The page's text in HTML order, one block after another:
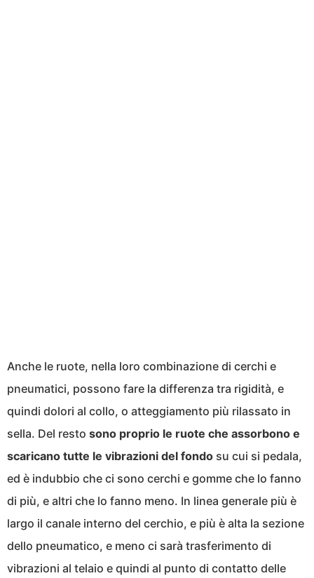
Anche le ruote, nella loro combinazione di cerchi e
pneumatici, possono fare la differenza tra rigidità, e
quindi dolori al collo, o atteggiamento più rilassato in
sella. Del resto sono proprio le ruote che assorbono e
scaricano tutte le vibrazioni del fondo su cui si pedala,
ed è indubbio che ci sono cerchi e gomme che lo fanno
di più, e altri che lo fanno meno. In linea generale più è
largo il canale interno del cerchio, e più è alta la sezione
dello pneumatico, e meno ci sarà trasferimento di
vibrazioni al telaio e quindi al punto di contatto delle